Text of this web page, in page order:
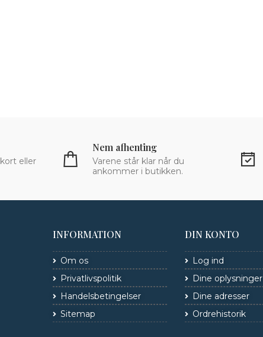
eller
Nem afhenting
Varene står klar når du
ankommer i butikken.
INFORMATION
Om os
Privatlivspolitik
Handelsbetingelser
Sitemap
DIN KONTO
Log ind
Dine oplysninger
Dine adresser
Ordrehistorik